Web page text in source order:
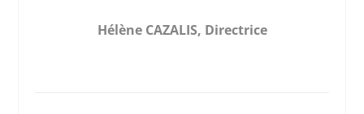
Hélène CAZALIS, Directrice